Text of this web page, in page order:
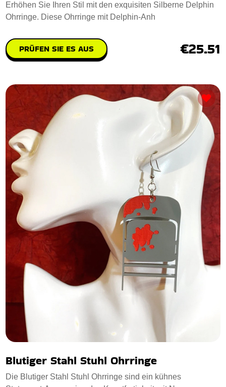
Erhöhen Sie Ihren Stil mit den exquisiten Silberne Delphin
Ohrringe. Diese Ohrringe mit Delphin-Anh
PRÜFEN SIE ES AUS €25.51
Blutiger Stahl Stuhl Ohrringe
Die Blutiger Stahl Stuhl Ohrringe sind ein kühnes